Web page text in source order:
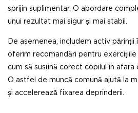
sprijin suplimentar. O abordare
unui rezultat mai sigur și mai stabil.
De asemenea, includem activ părinții
oferim recomandări pentru exercițiile
cum să susțină corect copilul în afara
O astfel de muncă comună ajută la
și accelerează fixarea deprinderii.